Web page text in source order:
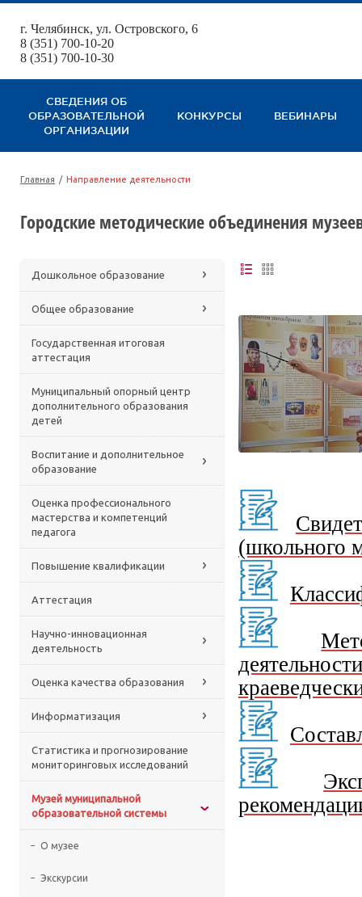
г. Челябинск, ул. Островского, 6
8 (351) 700-10-20
8 (351) 700-10-30
СВЕДЕНИЯ ОБ
ОБРАЗОВАТЕЛЬНОЙ
ОРГАНИЗАЦИИ
КОНКУРСЫ ВЕБИНАРЫ
Главная / Направление деятельности
Городские методические объединения
Дошкольное образование
Общее образование
Государственная итоговая
аттестация
Муниципальный опорный центр
дополнительного образования
детей
Воспитание и дополнительное
образование
Оценка профессионального
мастерства и компетенций
педагога
Повышение квалификации
Аттестация
Научно-инновационная
деятельность
Оценка качества образования
Информатизация
Статистика и прогнозирование
мониторинговых исследований
Музей муниципальной
образовательной системы
О музее
Экскурсии
(школьного